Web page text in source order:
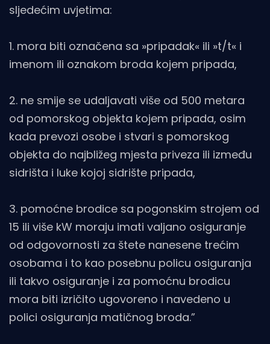
sljedećim uvjetima:
1. mora biti označena sa »pripadak« ili »t/t« i
imenom ili oznakom broda kojem pripada,
2. ne smije se udaljavati više od 500 metara
od pomorskog objekta kojem pripada, osim
kada prevozi osobe i stvari s pomorskog
objekta do najbližeg mjesta priveza ili između
sidrišta i luke kojoj sidrište pripada,
3. pomoćne brodice sa pogonskim strojem od
15 ili više kW moraju imati valjano osiguranje
od odgovornosti za štete nanesene trećim
osobama i to kao posebnu policu osiguranja
ili takvo osiguranje i za pomoćnu brodicu
mora biti izričito ugovoreno i navedeno u
polici osiguranja matičnog broda.”